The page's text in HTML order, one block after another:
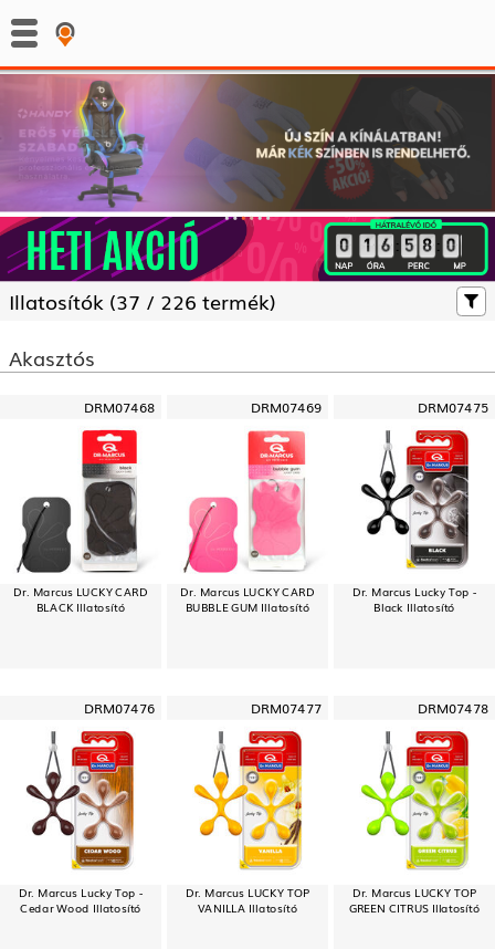
: :
Illatosítók (37 / 226 termék)
Akasztós
DRM07468
Dr. Marcus LUCKY CARD
BLACK Illatosító
DRM07469
Dr. Marcus LUCKY CARD
BUBBLE GUM Illatosító
DRM07475
Dr. Marcus Lucky Top -
Black Illatosító
DRM07476
Dr. Marcus Lucky Top -
Cedar Wood Illatosító
DRM07477
Dr. Marcus LUCKY TOP
VANILLA Illatosító
DRM07478
Dr. Marcus LUCKY TOP
GREEN CITRUS Illatosító